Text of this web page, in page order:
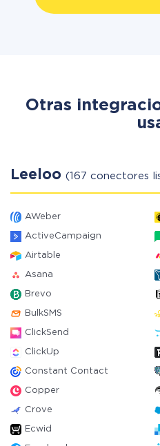
Otras
Leeloo (167 conectores
AWeber
ActiveCampaign
Airtable
Asana
Brevo
BulkSMS
ClickSend
ClickUp
Constant Contact
Copper
Crove
Ecwid